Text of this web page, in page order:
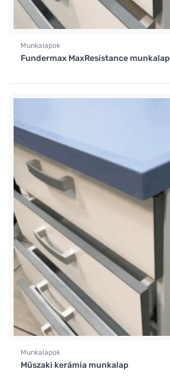
Munkalapok
Fundermax MaxResistance munkalap
Munkalapok
Műszaki kerámia munkalap